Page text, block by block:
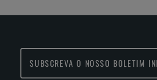
SUBSCREVA O NOSSO BOLETIM